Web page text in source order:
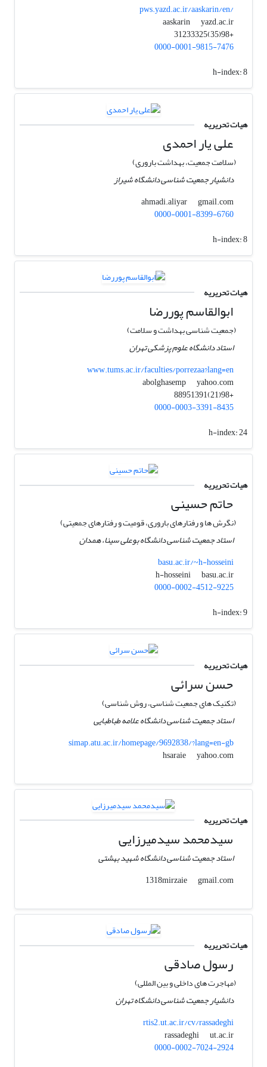
pws.yazd.ac.ir/aaskarin/en/
aaskarin
yazd.ac.ir
+98(35)31233325
0000-0001-9815-7476
h-index:8
هیات تحریریه
علی یار احمدی
(سلامت جمعیت، بهداشت باروری)
دانشیار جمعیت شناسی دانشگاه شیراز
ahmadi.aliyar
gmail.com
0000-0001-8399-6760
h-index:8
هیات تحریریه
ابوالقاسم پوررضا
(جمعیت شناسی بهداشت و سلامت)
استاد دانشگاه علوم پزشکی تهران
www.tums.ac.ir/faculties/porrezaa?lang=en
abolghasemp
yahoo.com
+98(21)88951391
0000-0003-3391-8435
h-index:24
هیات تحریریه
حاتم حسینی
(نگرش ها و رفتارهای باروری، قومیت و رفتارهای جمعیتی)
استاد جمعیت شناسی دانشگاه بوعلی سینا، همدان
basu.ac.ir/~h-hosseini
h-hosseini
basu.ac.ir
0000-0002-4512-9225
h-index:9
هیات تحریریه
حسن سرائی
(تکنیک های جمعیت شناسی، روش شناسی)
استاد جمعیت شناسی دانشگاه علامه طباطبایی
simap.atu.ac.ir/homepage/9692838/?lang=en-gb
hsaraie
yahoo.com
هیات تحریریه
سیدمحمد سیدمیرزایی
استاد جمعیت شناسی دانشگاه شهید بهشتی
1318mirzaie
gmail.com
هیات تحریریه
رسول صادقی
(مهاجرت های داخلی و بین المللی)
دانشیار جمعیت شناسی دانشگاه تهران
rtis2.ut.ac.ir/cv/rassadeghi
rassadeghi
ut.ac.ir
0000-0002-7024-2924